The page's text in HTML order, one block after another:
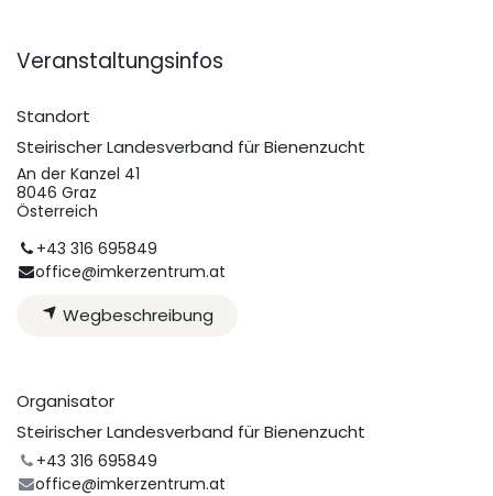
Veranstaltungsinfos
Standort
Steirischer Landesverband für Bienenzucht
An der Kanzel 41
8046 Graz
Österreich
+43 316 695849
office@imkerzentrum.at
Wegbeschreibung
Organisator
Steirischer Landesverband für Bienenzucht
+43 316 695849
office@imkerzentrum.at